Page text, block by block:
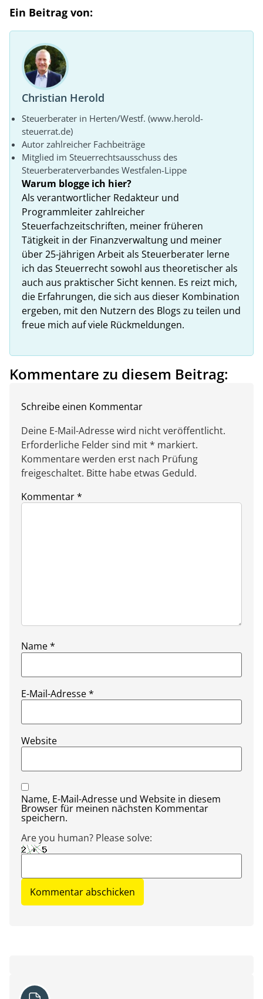
Ein Beitrag von:
Christian Herold
Steuerberater in Herten/Westf. (www.herold-
steuerrat.de)
Autor zahlreicher Fachbeiträge
Mitglied im Steuerrechtsausschuss des
Steuerberaterverbandes Westfalen-Lippe
Warum blogge ich hier?
Als verantwortlicher Redakteur und
Programmleiter zahlreicher
Steuerfachzeitschriften, meiner früheren
Tätigkeit in der Finanzverwaltung und meiner
über 25-jährigen Arbeit als Steuerberater lerne
ich das Steuerrecht sowohl aus theoretischer als
auch aus praktischer Sicht kennen. Es reizt mich,
die Erfahrungen, die sich aus dieser Kombination
ergeben, mit den Nutzern des Blogs zu teilen und
freue mich auf viele Rückmeldungen.
Kommentare zu diesem Beitrag:
Schreibe einen Kommentar
Deine E-Mail-Adresse wird nicht veröffentlicht.
Erforderliche Felder sind mit * markiert.
Kommentare werden erst nach Prüfung
freigeschaltet. Bitte habe etwas Geduld.
Kommentar*
Name*
E-Mail-Adresse*
Website
Name, E-Mail-Adresse und Website in diesem
Browser für meinen nächsten Kommentar
speichern.
Are you human? Please solve: